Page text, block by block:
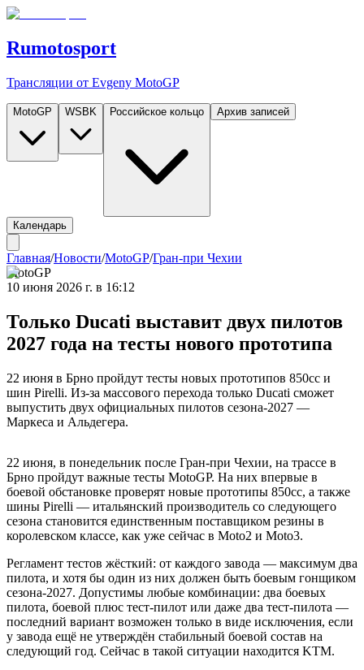
Rumotosport
Трансляции от Evgeny MotoGP
MotoGP WSBK Российское кольцо Архив записей
Календарь
Главная/Новости/MotoGP/Гран-при Чехии
MotoGP
10 июня 2026 г. в 16:12
Только Ducati выставит двух пилотов
2027 года на тесты нового прототипа
22 июня в Брно пройдут тесты новых прототипов 850cc и
шин Pirelli. Из-за массового перехода только Ducati сможет
выпустить двух официальных пилотов сезона-2027 —
Маркеса и Альдегера.
22 июня, в понедельник после Гран-при Чехии, на трассе в
Брно пройдут важные тесты MotoGP. На них впервые в
боевой обстановке проверят новые прототипы 850cc, а также
шины Pirelli — итальянский производитель со следующего
сезона становится единственным поставщиком резины в
королевском классе, как уже сейчас в Moto2 и Moto3.
Регламент тестов жёсткий: от каждого завода — максимум два
пилота, и хотя бы один из них должен быть боевым гонщиком
сезона-2027. Допустимы любые комбинации: два боевых
пилота, боевой плюс тест-пилот или даже два тест-пилота —
последний вариант возможен только в виде исключения, если
у завода ещё не утверждён стабильный боевой состав на
следующий год. Сейчас в такой ситуации находится KTM.